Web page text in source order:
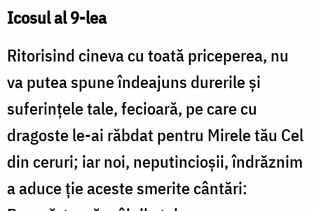
Icosul al 9-lea
Ritorisind cineva cu toată priceperea, nu
va putea spune îndeajuns durerile şi
suferinţele tale, fecioară, pe care cu
dragoste le-ai răbdat pentru Mirele tău Cel
din ceruri; iar noi, neputincioşii, îndrăznim
a aduce ţie aceste smerite cântări: